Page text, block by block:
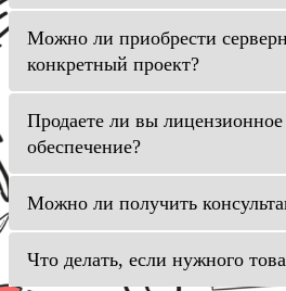
Можно ли приобрести
конкретный проект?
Продаете ли вы
обеспечение?
Можно ли получить
Что делать, если нужного